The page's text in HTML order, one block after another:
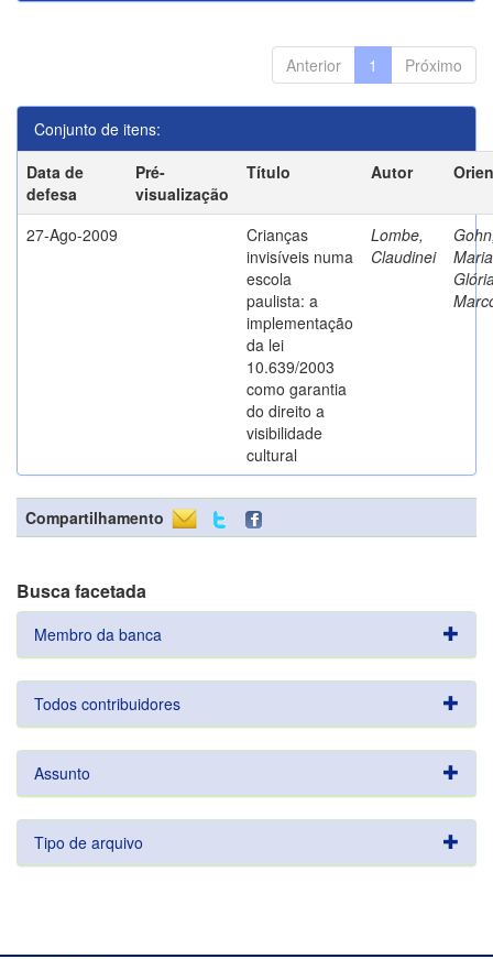
Anterior 1 Próximo
Conjunto de itens:
Data de
defesa
Pré-
visualização
Título Autor
27-Ago-2009
Crianças
invisíveis numa
escola
paulista: a
implementação
da lei
10.639/2003
como garantia
do direito a
visibilidade
cultural
Lombe,
Claudinei
Compartilhamento
Busca facetada
Membro da banca
Todos contribuidores
Assunto
Tipo de arquivo